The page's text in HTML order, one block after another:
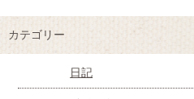
カテゴリー
日記